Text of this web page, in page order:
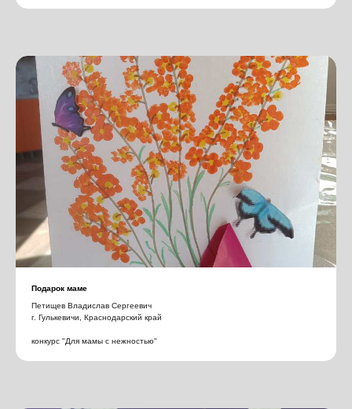
Подарок маме
Петищев Владислав Сергеевич
г. Гулькевичи, Краснодарский край
конкурс "Для мамы с нежностью"